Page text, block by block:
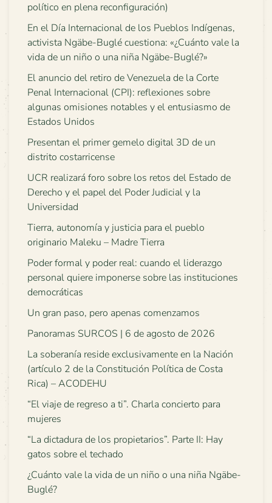
político en plena reconfiguración)
En el Día Internacional de los Pueblos Indígenas,
activista Ngäbe-Buglé cuestiona: «¿Cuánto vale la
vida de un niño o una niña Ngäbe-Buglé?»
El anuncio del retiro de Venezuela de la Corte
Penal Internacional (CPI): reflexiones sobre
algunas omisiones notables y el entusiasmo de
Estados Unidos
Presentan el primer gemelo digital 3D de un
distrito costarricense
UCR realizará foro sobre los retos del Estado de
Derecho y el papel del Poder Judicial y la
Universidad
Tierra, autonomía y justicia para el pueblo
originario Maleku – Madre Tierra
Poder formal y poder real: cuando el liderazgo
personal quiere imponerse sobre las instituciones
democráticas
Un gran paso, pero apenas comenzamos
Panoramas SURCOS | 6 de agosto de 2026
La soberanía reside exclusivamente en la Nación
(artículo 2 de la Constitución Política de Costa
Rica) – ACODEHU
“El viaje de regreso a ti”. Charla concierto para
mujeres
“La dictadura de los propietarios”. Parte II: Hay
gatos sobre el techado
¿Cuánto vale la vida de un niño o una niña Ngäbe-
Buglé?